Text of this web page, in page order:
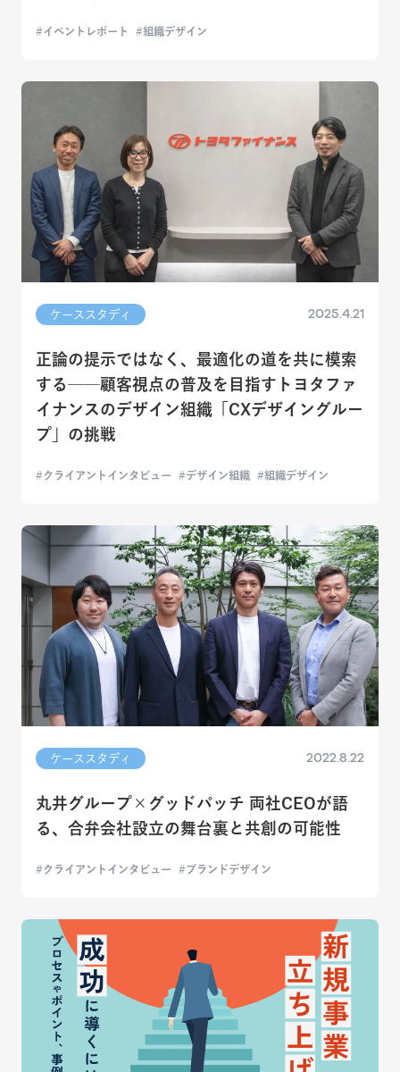
イベントレポート 組織デザイン
ケーススタディ 2025.4.21
正論の提示ではなく、最適化の道を共に模索
する──顧客視点の普及を目指すトヨタファ
イナンスのデザイン組織「CXデザイングルー
プ」の挑戦
クライアントインタビュー デザイン組織 組織デザイン
ケーススタディ 2022.8.22
丸井グループ×グッドパッチ 両社CEOが語
る、合弁会社設立の舞台裏と共創の可能性
クライアントインタビュー ブランドデザイン